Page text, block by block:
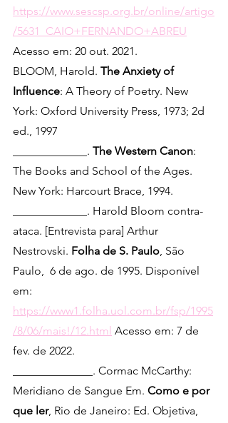
https://www.sescsp.org.br/online/artigo
/5631_CAIO+FERNANDO+ABREU
Acesso em: 20 out. 2021.
BLOOM, Harold. The Anxiety of
Influence: A Theory of Poetry. New
York: Oxford University Press, 1973; 2d
ed., 1997
_____________. The Western Canon:
The Books and School of the Ages.
New York: Harcourt Brace, 1994.
_____________. Harold Bloom contra-
ataca. [Entrevista para] Arthur
Nestrovski. Folha de S. Paulo, São
Paulo,  6 de ago. de 1995. Disponível
em:
https://www1.folha.uol.com.br/fsp/1995
/8/06/mais!/12.html Acesso em: 7 de
fev. de 2022.
______________. Cormac McCarthy:
Meridiano de Sangue Em. Como e por
que ler, Rio de Janeiro: Ed. Objetiva,